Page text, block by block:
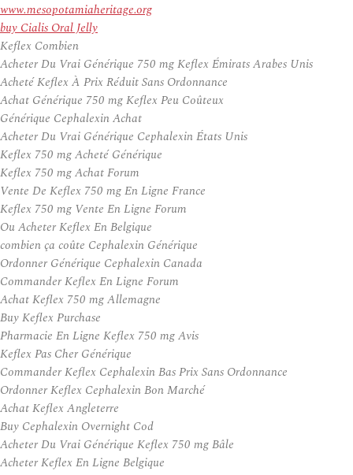
www.mesopotamiaheritage.org
buy Cialis Oral Jelly
Keflex Combien
Acheter Du Vrai Générique 750 mg Keflex Émirats Arabes Unis
Acheté Keflex À Prix Réduit Sans Ordonnance
Achat Générique 750 mg Keflex Peu Coûteux
Générique Cephalexin Achat
Acheter Du Vrai Générique Cephalexin États Unis
Keflex 750 mg Acheté Générique
Keflex 750 mg Achat Forum
Vente De Keflex 750 mg En Ligne France
Keflex 750 mg Vente En Ligne Forum
Ou Acheter Keflex En Belgique
combien ça coûte Cephalexin Générique
Ordonner Générique Cephalexin Canada
Commander Keflex En Ligne Forum
Achat Keflex 750 mg Allemagne
Buy Keflex Purchase
Pharmacie En Ligne Keflex 750 mg Avis
Keflex Pas Cher Générique
Commander Keflex Cephalexin Bas Prix Sans Ordonnance
Ordonner Keflex Cephalexin Bon Marché
Achat Keflex Angleterre
Buy Cephalexin Overnight Cod
Acheter Du Vrai Générique Keflex 750 mg Bâle
Acheter Keflex En Ligne Belgique